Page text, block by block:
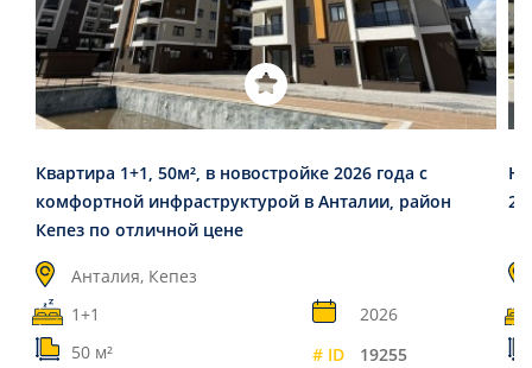
Квартира 1+1, 50м², в новостройке 2026 года с
комфортной инфраструктурой в Анталии, район
Кепез по отличной цене
Анталия, Кепез
1+1
2026
50 м²
# ID 19255